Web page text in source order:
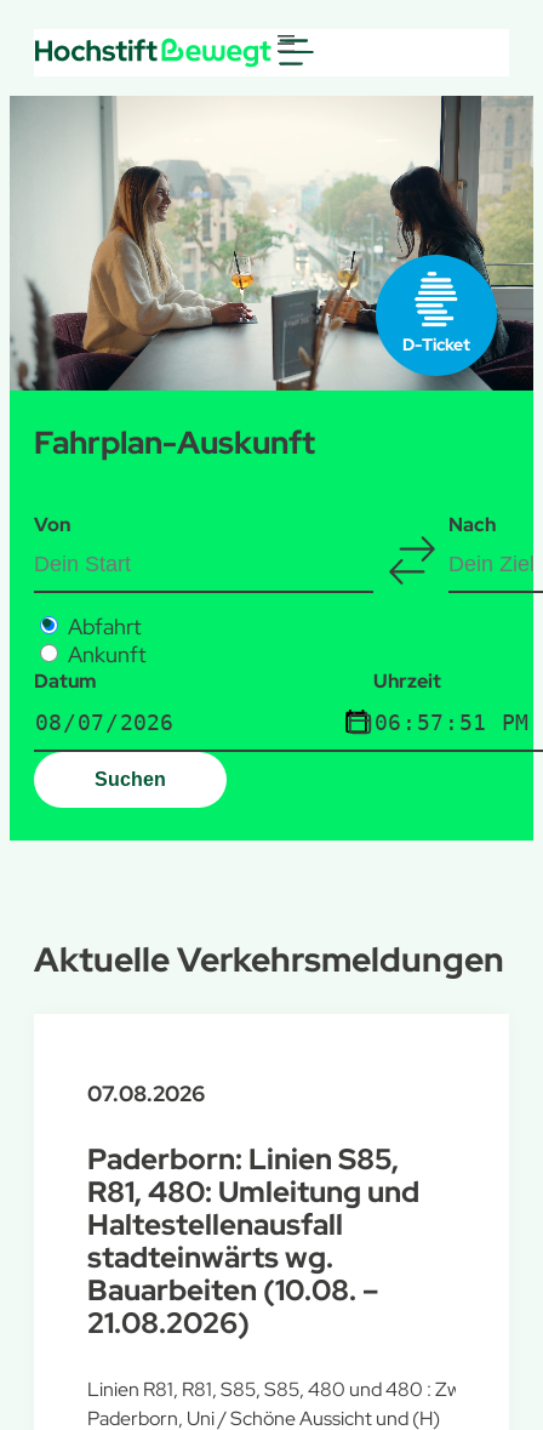
D-Ticket
Fahrplan-Auskunft
Von Nach
Abfahrt
Ankunft
Datum Uhrzeit
Suchen
Aktuelle Verkehrsmeldungen
07.08.2026
Paderborn: Linien S85,
R81, 480: Umleitung und
Haltestellenausfall
stadteinwärts wg.
Bauarbeiten (10.08. –
21.08.2026)
Linien R81, R81, S85, S85, 480 und 480 : Zwischen
Paderborn, Uni / Schöne Aussicht und (H)